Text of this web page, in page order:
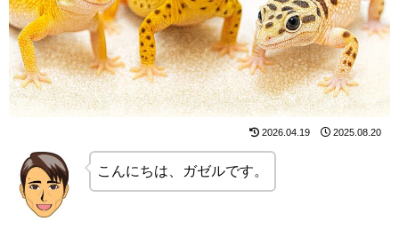
2026.04.19 2025.08.20
こんにちは、ガゼルです。